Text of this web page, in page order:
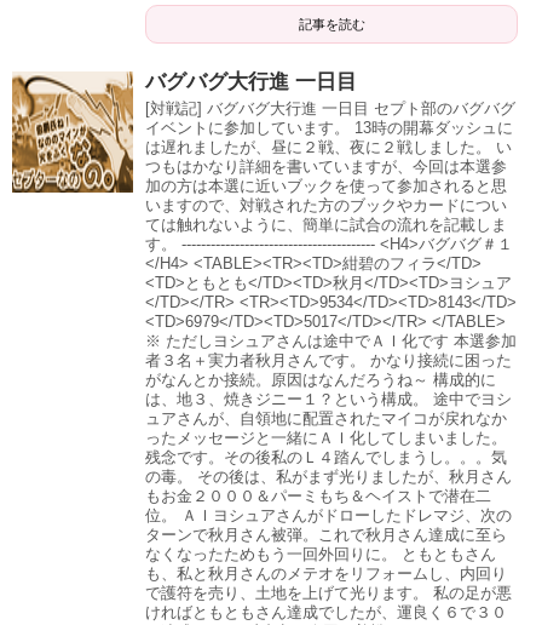
記事を読む
バグバグ大行進 一日目
[対戦記] バグバグ大行進 一日目 セプト部のバグバグ
イベントに参加しています。 13時の開幕ダッシュに
は遅れましたが、昼に２戦、夜に２戦しました。 い
つもはかなり詳細を書いていますが、今回は本選参
加の方は本選に近いブックを使って参加されると思
いますので、対戦された方のブックやカードについ
ては触れないように、簡単に試合の流れを記載しま
す。 ---------------------------------------- <H4>バグバグ＃１
</H4> <TABLE><TR><TD>紺碧のフィラ</TD>
<TD>ともとも</TD><TD>秋月</TD><TD>ヨシュア
</TD></TR> <TR><TD>9534</TD><TD>8143</TD>
<TD>6979</TD><TD>5017</TD></TR> </TABLE>
※ ただしヨシュアさんは途中でＡＩ化です 本選参加
者３名＋実力者秋月さんです。 かなり接続に困った
がなんとか接続。原因はなんだろうね～ 構成的に
は、地３、焼きジニー１？という構成。 途中でヨシ
ュアさんが、自領地に配置されたマイコが戻れなか
ったメッセージと一緒にＡＩ化してしまいました。
残念です。その後私のＬ４踏んでしまうし。。。気
の毒。 その後は、私がまず光りましたが、秋月さん
もお金２０００＆パーミもち＆ヘイストで潜在二
位。 ＡＩヨシュアさんがドローしたドレマジ、次の
ターンで秋月さん被弾。これで秋月さん達成に至ら
なくなったためもう一回外回りに。 ともともさん
も、私と秋月さんのメテオをリフォームし、内回り
で護符を売り、土地を上げて光ります。 私の足が悪
ければともともさん達成でしたが、運良く６で３０